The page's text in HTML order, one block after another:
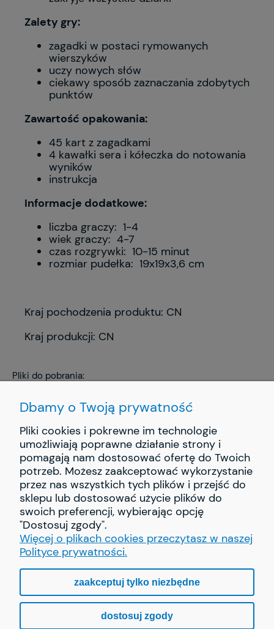
Zalety gry:
zagadki w postaci rymowanych
wierszyków
uczy nowych słów
ciekawy sposób zaznaczania zdobytych
punktów
Zawartość opakowania:
45 kart z zagadkami
4 kawałki sera i kółeczka do notowania
wyników
instrukcja
Informacje dodatkowe:
liczba graczy: 1-4
wiek graczy: 4-7
czas rozgrywki: 10-15 minut
rozmiar pudełka: 19x19x3,6 cm
Kraj pochodzenia produktu: CN
Kraj produkcji: CN
Pliki do pobrania:
INFORMACJE
PŁATNOŚCI I DOSTAWA
O NAS
Dbamy o Twoją prywatność
Pliki cookies i pokrewne im technologie
umożliwiają poprawne działanie strony i
pomagają nam dostosować ofertę do Twoich
potrzeb. Możesz zaakceptować wykorzystanie
przez nas wszystkich tych plików i przejść do
sklepu lub dostosować użycie plików do
swoich preferencji, wybierając opcję
"Dostosuj zgody".
Więcej o plikach cookies przeczytasz w naszej
Polityce prywatności.
zaakceptuj tylko niezbędne
dostosuj zgody